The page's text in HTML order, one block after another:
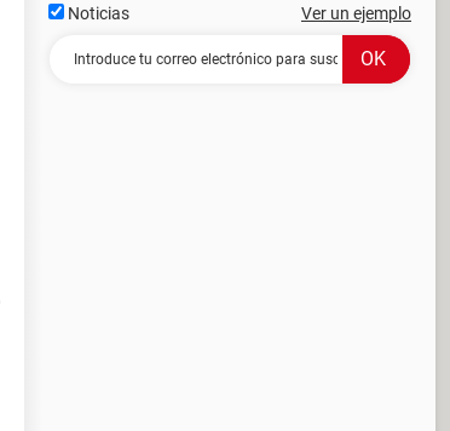
Noticias Ver un ejemplo